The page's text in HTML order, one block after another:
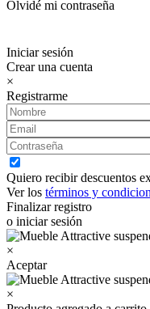
Olvidé mi contraseña
Iniciar sesión
Crear una cuenta
×
Registrarme
Quiero recibir descuentos
Ver los términos y
Finalizar registro
o iniciar sesión
×
Aceptar
×